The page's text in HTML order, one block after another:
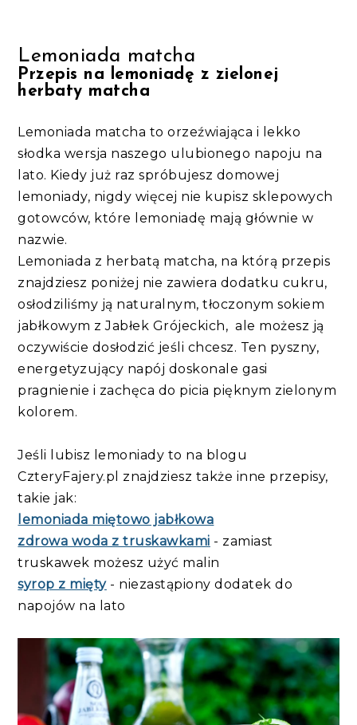
Lemoniada matcha
Przepis na lemoniadę z zielonej
herbaty matcha
Lemoniada matcha to orzeźwiająca i lekko
słodka wersja naszego ulubionego napoju na
lato. Kiedy już raz spróbujesz domowej
lemoniady, nigdy więcej nie kupisz sklepowych
gotowców, które lemoniadę mają głównie w
nazwie.
Lemoniada z herbatą matcha, na którą przepis
znajdziesz poniżej nie zawiera dodatku cukru,
osłodziliśmy ją naturalnym, tłoczonym sokiem
jabłkowym z Jabłek Grójeckich, ale możesz ją
oczywiście dosłodzić jeśli chcesz. Ten pyszny,
energetyzujący napój doskonale gasi
pragnienie i zachęca do picia pięknym zielonym
kolorem.
Jeśli lubisz lemoniady to na blogu
CzteryFajery.pl znajdziesz także inne przepisy,
takie jak:
lemoniada miętowo jabłkowa
zdrowa woda z truskawkami - zamiast
truskawek możesz użyć malin
syrop z mięty- niezastąpiony dodatek do
napojów na lato